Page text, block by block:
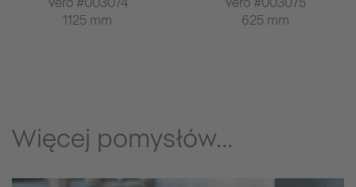
1125 mm
625 mm
Więcej pomysłów...